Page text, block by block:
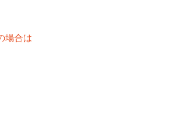
場合は